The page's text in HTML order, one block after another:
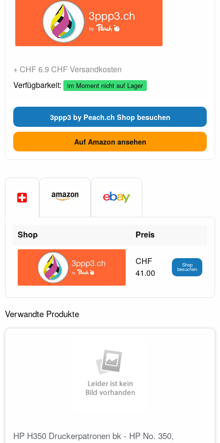
+ CHF 6.9 CHF Versandkosten
Verfügbarkeit:
im Moment nicht auf Lager
3ppp3 by Peach.ch Shop besuchen
Auf Amazon ansehen
Shop Preis
CHF
41.00
Shop
besuchen
Verwandte Produkte
HP H350 Druckerpatronen bk - HP No. 350,